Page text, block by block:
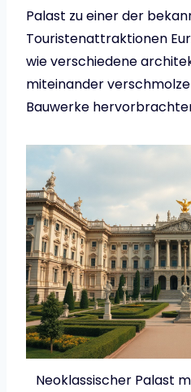
Palast zu einer der
Touristenattraktionen
wie verschiedene
miteinander
Bauwerke
Neoklassischer Palast